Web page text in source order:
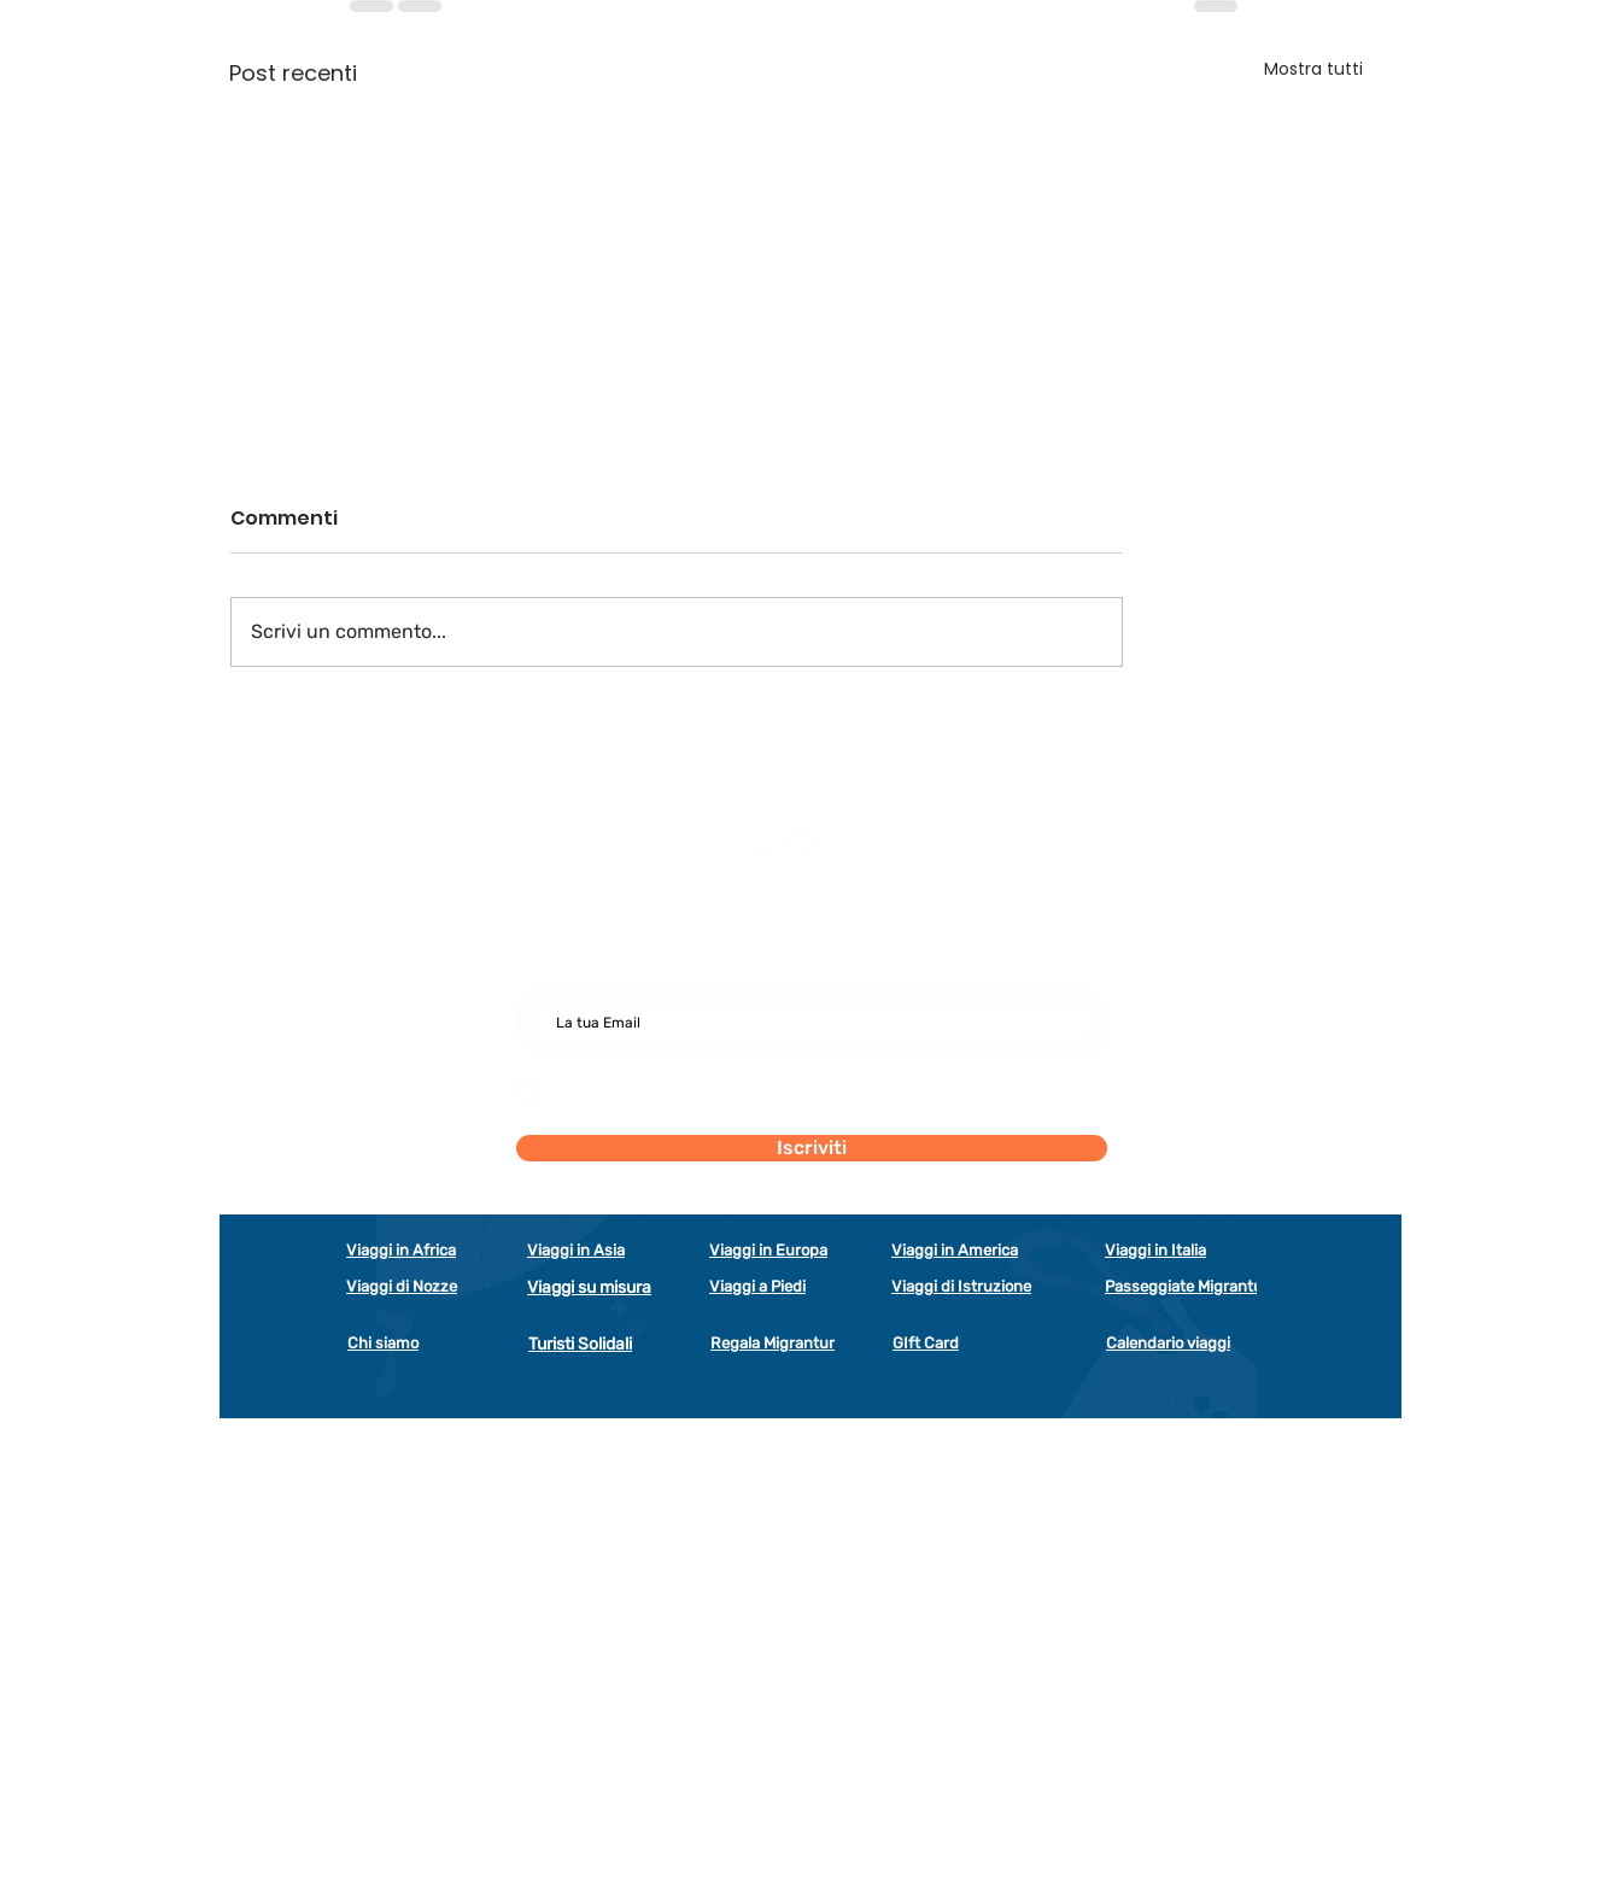
Post recenti Mostra tutti
Commenti
Scrivi un commento...
Iscriviti
Viaggi in Africa Viaggi in Asia Viaggi in Europa Viaggi in America
Viaggi in Italia
Viaggi di Nozze
Viaggi su misura Viaggi a Piedi Viaggi di Istruzione Passeggiate Migrantur
Chi siamo Turisti Solidali Regala Migrantur GIft Card Calendario viaggi